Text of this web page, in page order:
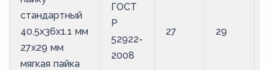
стандартный
40.5х36х1.1 мм
27х29 мм
мягкая пайка
ГОСТ
Р
52922-
2008
27 29